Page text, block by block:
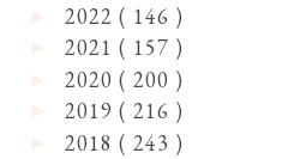
2022 ( 146 )
2021 ( 157 )
2020 ( 200 )
2019 ( 216 )
2018 ( 243 )